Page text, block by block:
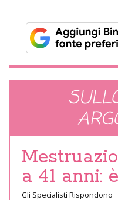
a 41 anni:
Gli Specialisti Rispondono